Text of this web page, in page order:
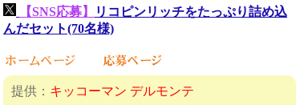
【SNS応募】
リコピンリッチをたっぷり詰め込
んだセット(70名様)
提供： キッコーマン デルモンテ